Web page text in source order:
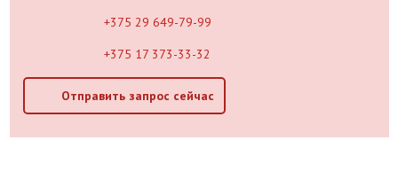
+375 29 649-79-99
+375 17 373-33-32
Отправить запрос сейчас